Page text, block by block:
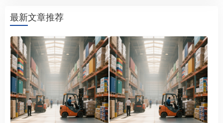
最新文章推荐